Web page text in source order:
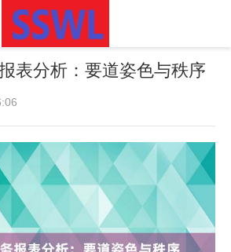
表分析：要道姿色与秩序